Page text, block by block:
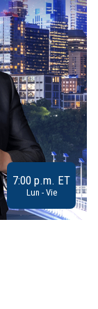
7:00 p.m. ET
Lun - Vie